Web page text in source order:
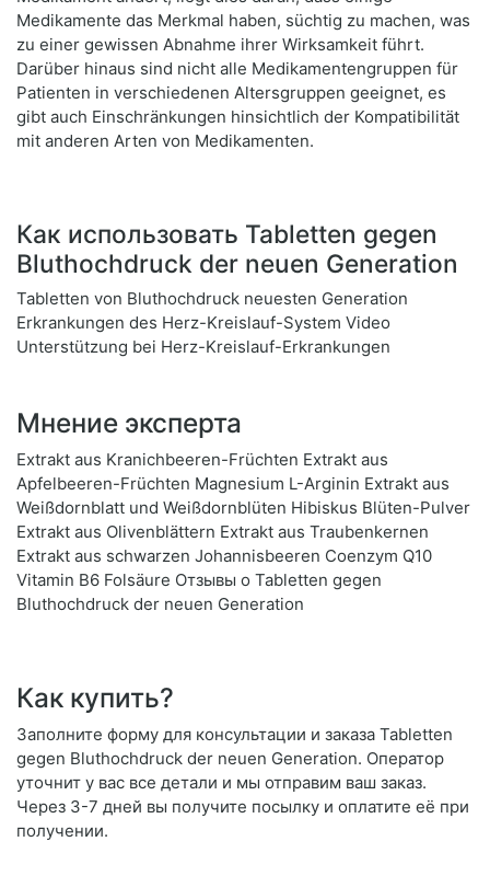
Medikamente das Merkmal haben, süchtig zu machen, was
zu einer gewissen Abnahme ihrer Wirksamkeit führt.
Darüber hinaus sind nicht alle Medikamentengruppen für
Patienten in verschiedenen Altersgruppen geeignet, es
gibt auch Einschränkungen hinsichtlich der Kompatibilität
mit anderen Arten von Medikamenten.
Как использовать Tabletten gegen
Bluthochdruck der neuen Generation
Tabletten von Bluthochdruck neuesten Generation
Erkrankungen des Herz-Kreislauf-System Video
Unterstützung bei Herz-Kreislauf-Erkrankungen
Мнение эксперта
Extrakt aus Kranichbeeren-Früchten Extrakt aus
Apfelbeeren-Früchten Magnesium L-Arginin Extrakt aus
Weißdornblatt und Weißdornblüten Hibiskus Blüten-Pulver
Extrakt aus Olivenblättern Extrakt aus Traubenkernen
Extrakt aus schwarzen Johannisbeeren Coenzym Q10
Vitamin B6 Folsäure Отзывы о Tabletten gegen
Bluthochdruck der neuen Generation
Как купить?
Заполните форму для консультации и заказа Tabletten
gegen Bluthochdruck der neuen Generation. Оператор
уточнит у вас все детали и мы отправим ваш заказ.
Через 3-7 дней вы получите посылку и оплатите её при
получении.